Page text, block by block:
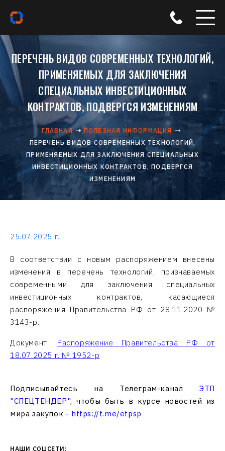
ПЕРЕЧЕНЬ ВИДОВ СОВРЕМЕННЫХ ТЕХНОЛОГИЙ,
ПРИМЕНЯЕМЫХ ДЛЯ ЗАКЛЮЧЕНИЯ
СПЕЦИАЛЬНЫХ ИНВЕСТИЦИОННЫХ
КОНТРАКТОВ, ПОДВЕРГСЯ ИЗМЕНЕНИЯМ
ГЛАВНАЯ
ПОЛЕЗНАЯ ИНФОРМАЦИЯ
ПЕРЕЧЕНЬ ВИДОВ СОВРЕМЕННЫХ ТЕХНОЛОГИЙ,
ПРИМЕНЯЕМЫХ ДЛЯ ЗАКЛЮЧЕНИЯ СПЕЦИАЛЬНЫХ
ИНВЕСТИЦИОННЫХ КОНТРАКТОВ, ПОДВЕРГСЯ
ИЗМЕНЕНИЯМ
25.07.2025 г.
В соответствии с новым распоряжением внесены
изменения в перечень технологий, признаваемых
современными для заключения специальных
инвестиционных контрактов, касающиеся
распоряжения Правительства РФ от 28.11.2020 №
3143-р.
Документ: Распоряжение Правительства РФ от
18.07.2025 г. № 1952-р
Подписывайтесь на Телеграм-каналЭТП
"СПЕЦТЕНДЕР", чтобы быть в курсе новостей из
мира закупок - https://t.me/etpsp
НАШИ СОЦСЕТИ: